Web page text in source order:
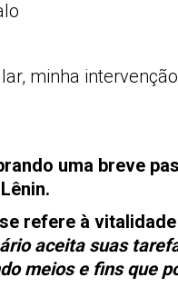
minha
uma breve
refere à
aceita suas
meios e fins que